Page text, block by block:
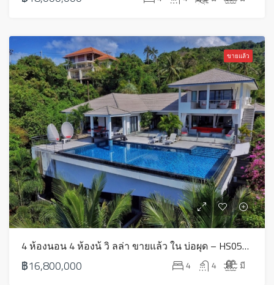
ขายแล้ว
4 ห้องนอน 4 ห้องน้ วิ ลล่า ขายแล้ว ใน บ่อผุด – HS0586
฿16,800,000 4 4 มี